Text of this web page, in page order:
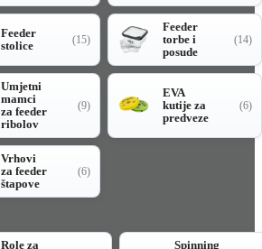
Feeder
stolice
(15)
Feeder
torbe i
posude
(14)
Umjetni
mamci
za feeder
ribolov
(9)
EVA
kutije za
predveze
(6)
Vrhovi
za feeder
štapove
(6)
Role za
Spinning